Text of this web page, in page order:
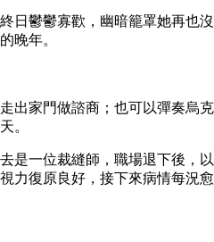
日鬱鬱寡歡，幽暗籠罩她再也
晚年。
出家門做諮商；也可以彈奏烏
。
是一位裁縫師，職場退下後，
力復原良好，接下來病情每況